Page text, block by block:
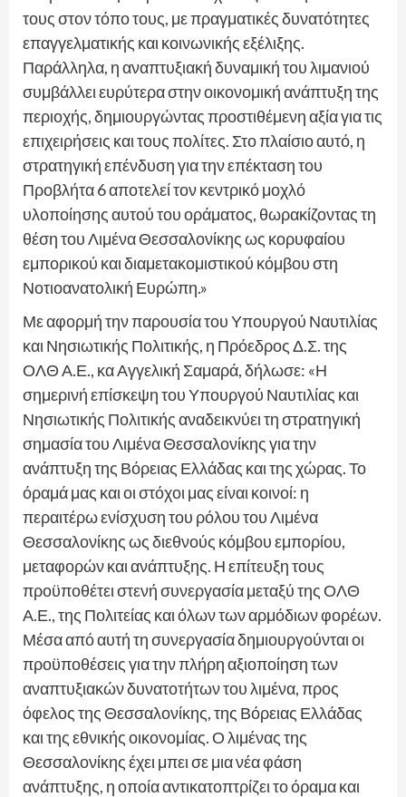
τους στον τόπο τους, με πραγματικές δυνατότητες
επαγγελματικής και κοινωνικής εξέλιξης.
Παράλληλα, η αναπτυξιακή δυναμική του λιμανιού
συμβάλλει ευρύτερα στην οικονομική ανάπτυξη της
περιοχής, δημιουργώντας προστιθέμενη αξία για τις
επιχειρήσεις και τους πολίτες. Στο πλαίσιο αυτό, η
στρατηγική επένδυση για την επέκταση του
Προβλήτα 6 αποτελεί τον κεντρικό μοχλό
υλοποίησης αυτού του οράματος, θωρακίζοντας τη
θέση του Λιμένα Θεσσαλονίκης ως κορυφαίου
εμπορικού και διαμετακομιστικού κόμβου στη
Νοτιοανατολική Ευρώπη.»
Με αφορμή την παρουσία του Υπουργού Ναυτιλίας
και Νησιωτικής Πολιτικής, η Πρόεδρος Δ.Σ. της
ΟΛΘ Α.Ε., κα Αγγελική Σαμαρά, δήλωσε: «Η
σημερινή επίσκεψη του Υπουργού Ναυτιλίας και
Νησιωτικής Πολιτικής αναδεικνύει τη στρατηγική
σημασία του Λιμένα Θεσσαλονίκης για την
ανάπτυξη της Βόρειας Ελλάδας και της χώρας. Το
όραμά μας και οι στόχοι μας είναι κοινοί: η
περαιτέρω ενίσχυση του ρόλου του Λιμένα
Θεσσαλονίκης ως διεθνούς κόμβου εμπορίου,
μεταφορών και ανάπτυξης. Η επίτευξη τους
προϋποθέτει στενή συνεργασία μεταξύ της ΟΛΘ
Α.Ε., της Πολιτείας και όλων των αρμόδιων φορέων.
Μέσα από αυτή τη συνεργασία δημιουργούνται οι
προϋποθέσεις για την πλήρη αξιοποίηση των
αναπτυξιακών δυνατοτήτων του λιμένα, προς
όφελος της Θεσσαλονίκης, της Βόρειας Ελλάδας
και της εθνικής οικονομίας. Ο λιμένας της
Θεσσαλονίκης έχει μπει σε μια νέα φάση
ανάπτυξης, η οποία αντικατοπτρίζει το όραμα και